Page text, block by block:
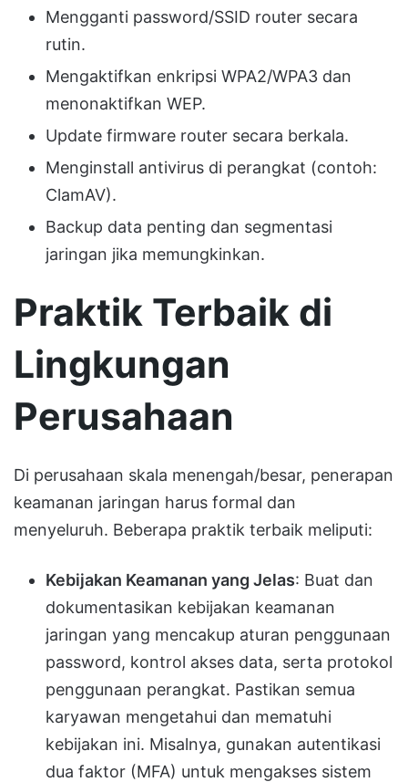
Mengganti password/SSID router secara
rutin.
Mengaktifkan enkripsi WPA2/WPA3 dan
menonaktifkan WEP.
Update firmware router secara berkala.
Menginstall antivirus di perangkat (contoh:
ClamAV).
Backup data penting dan segmentasi
jaringan jika memungkinkan.
Praktik Terbaik di
Lingkungan
Perusahaan
Di perusahaan skala menengah/besar, penerapan
keamanan jaringan harus formal dan
menyeluruh. Beberapa praktik terbaik meliputi:
Kebijakan Keamanan yang Jelas: Buat dan
dokumentasikan kebijakan keamanan
jaringan yang mencakup aturan penggunaan
password, kontrol akses data, serta protokol
penggunaan perangkat. Pastikan semua
karyawan mengetahui dan mematuhi
kebijakan ini. Misalnya, gunakan autentikasi
dua faktor (MFA) untuk mengakses sistem